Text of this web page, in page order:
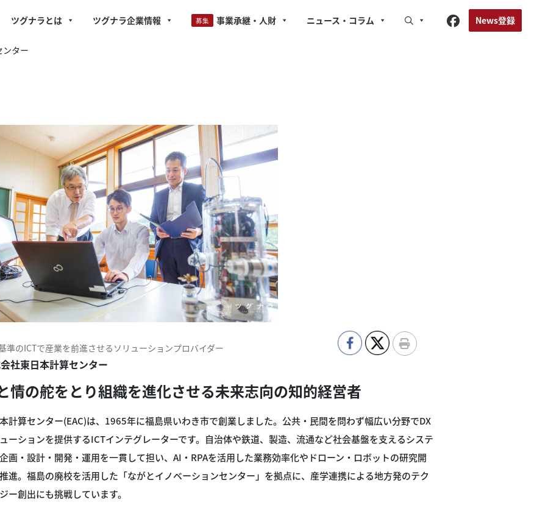
ツグナラとは ツグナラ企業情報 事業承継・人財 ニュース ・コラム News登録
ンター
準のICTで産業を前進させるソリューションプロバイダー
社東日本計算センター
情の舵をとり組織を進化させる未来志向の知的経営者
計算センター(EAC)は、1965年に福島県いわき市で創業しました。公共・民間を問わず幅広い分野でDX
ーションを提供するICTインテグレーターです。自治体や鉄道、製造、流通など社会基盤を支えるシステ
画・設計・開発・運用を一貫して担い、AI・RPAを活用した業務効率化やドローン・ロボットの研究開
進。福島の廃校を活用した「ながとイノベーションセンター」を拠点に、産学連携による地方発のテク
ー創出にも挑戦しています。